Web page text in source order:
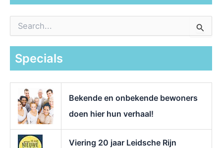
a
Specials
Bekende en onbekende bewoners
doen hier hun verhaal!
Viering 20 jaar Leidsche Rijn